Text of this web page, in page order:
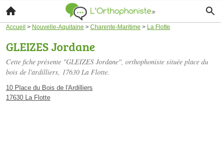
Accueil > Nouvelle-Aquitaine > Charente-Maritime > La Flotte
GLEIZES Jordane
Cette fiche présente "GLEIZES Jordane", orthophoniste située place du
bois de l'ardilliers, 17630 La Flotte.
10 Place du Bois de l'Ardilliers
17630 La Flotte